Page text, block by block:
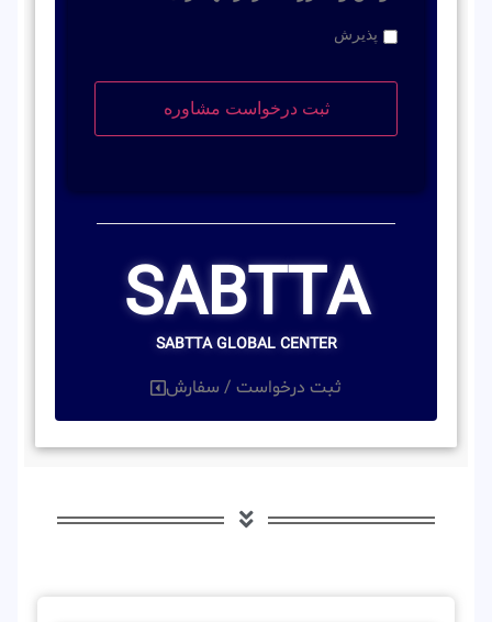
پذیرش
SABTTA
SABTTA GLOBAL CENTER
ثبت درخواست / سفارش